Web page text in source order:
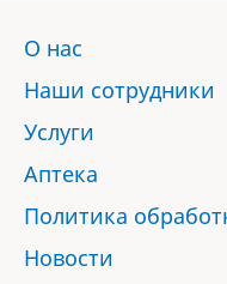
О нас
Наши сотрудники
Услуги
Аптека
Политика
Новости